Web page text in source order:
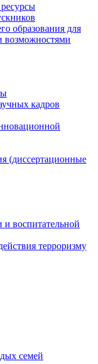
образования для
возможностями
кадров
(диссертационные
воспитательной
терроризму
семей